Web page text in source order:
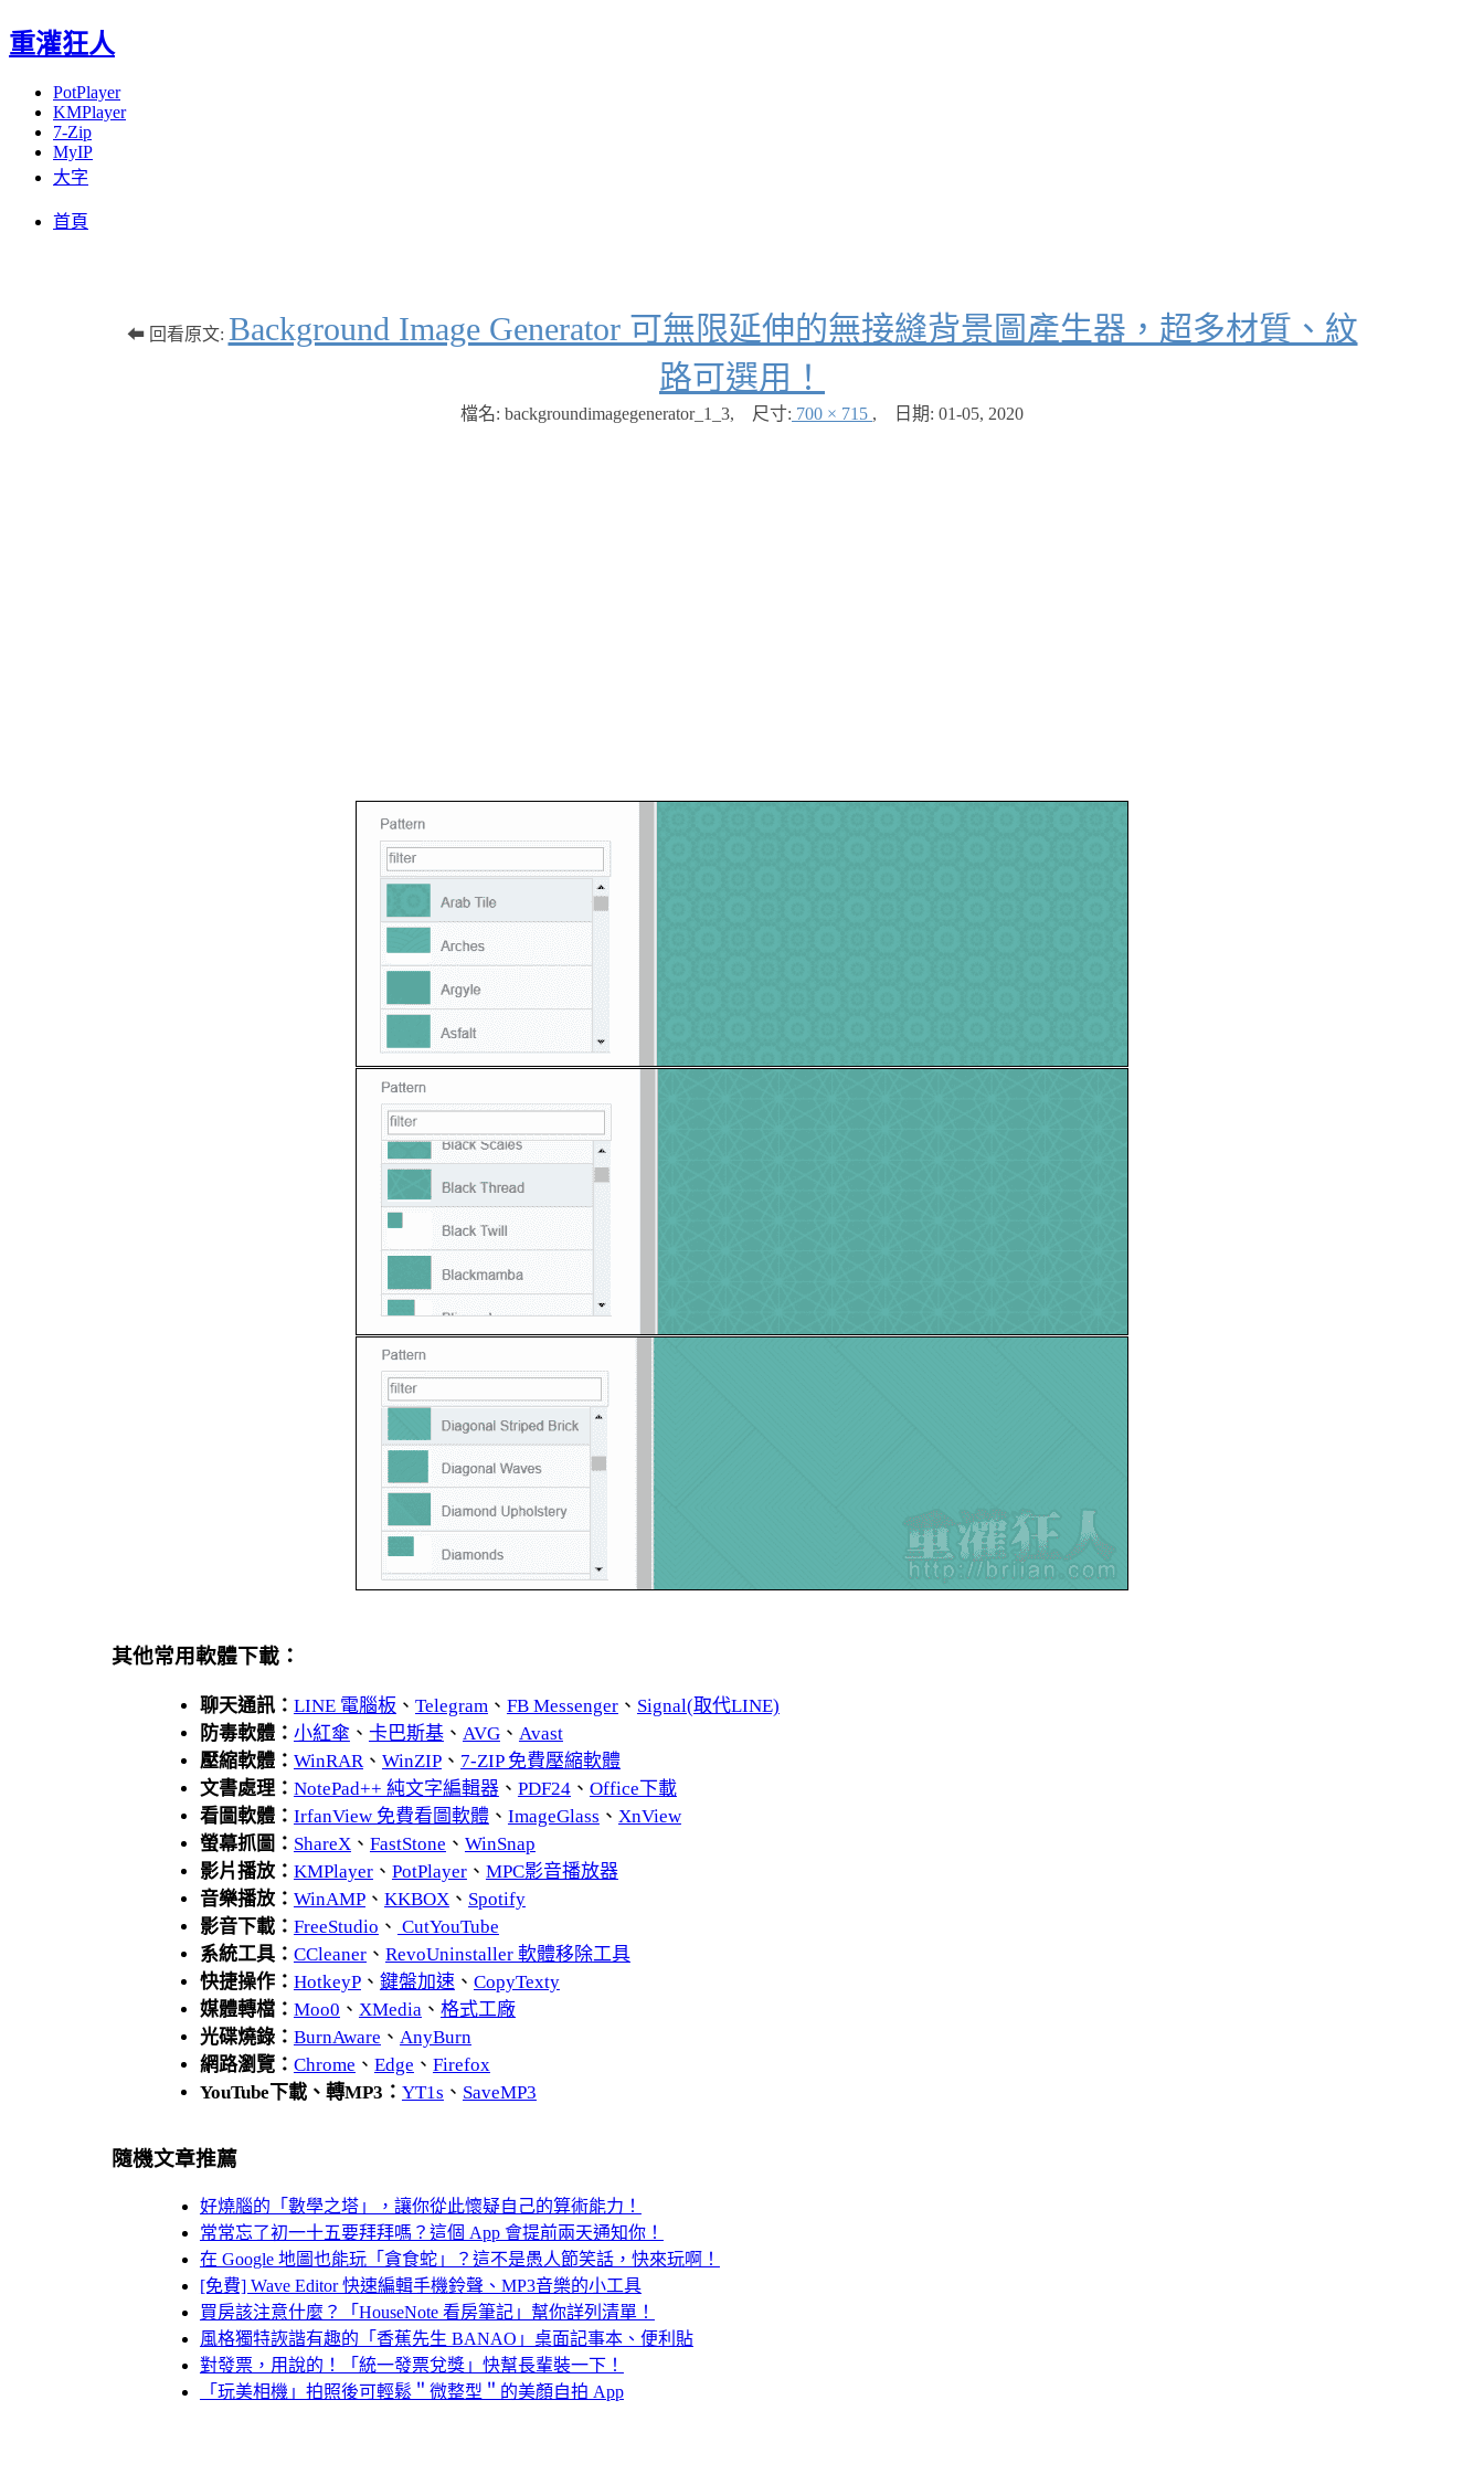
重灌狂人
PotPlayer
KMPlayer
7-Zip
MyIP
大字
首頁
⬅ 回看原文: Background Image Generator 可無限延伸的無接縫背景圖產生器，超多材質、紋
路可選用！
檔名: backgroundimagegenerator_1_3, 尺寸: 700 × 715 , 日期: 01-05, 2020
其他常用軟體下載：
聊天通訊： LINE 電腦板 、 Telegram、 FB Messenger、 Signal(取代LINE)
防毒軟體： 小紅傘 、 卡巴斯基、 AVG、 Avast
壓縮軟體： WinRAR、 WinZIP、 7-ZIP 免費壓縮軟體
文書處理： NotePad++ 純文字編輯器、 PDF24、 Office下載
看圖軟體： IrfanView 免費看圖軟體、 ImageGlass 、 XnView
螢幕抓圖： ShareX、 FastStone 、 WinSnap
影片播放： KMPlayer、 PotPlayer、 MPC影音播放器
音樂播放： WinAMP、 KKBOX、 Spotify
影音下載： FreeStudio 、 CutYouTube
系統工具： CCleaner、 RevoUninstaller 軟體移除工具
快捷操作： HotkeyP、 鍵盤加速、 CopyTexty
媒體轉檔： Moo0 、 XMedia、 格式工廠
光碟燒錄： BurnAware 、 AnyBurn
網路瀏覽： Chrome 、 Edge 、 Firefox
YouTube下載、轉MP3： YT1s 、 SaveMP3
隨機文章推薦
好燒腦的「數學之塔」，讓你從此懷疑自己的算術能力！
常常忘了初一十五要拜拜嗎？這個 App 會提前兩天通知你！
在 Google 地圖也能玩「貪食蛇」？這不是愚人節笑話，快來玩啊！
[免費] Wave Editor 快速編輯手機鈴聲、MP3音樂的小工具
買房該注意什麼？「HouseNote 看房筆記」幫你詳列清單！
風格獨特詼諧有趣的「香蕉先生 BANAO」桌面記事本、便利貼
對發票，用說的！「統一發票兌獎」快幫長輩裝一下！
「玩美相機」拍照後可輕鬆＂微整型＂的美顏自拍 App